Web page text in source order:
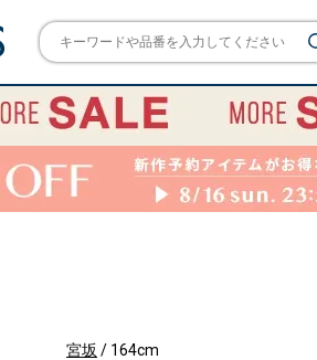
宮坂 / 164cm